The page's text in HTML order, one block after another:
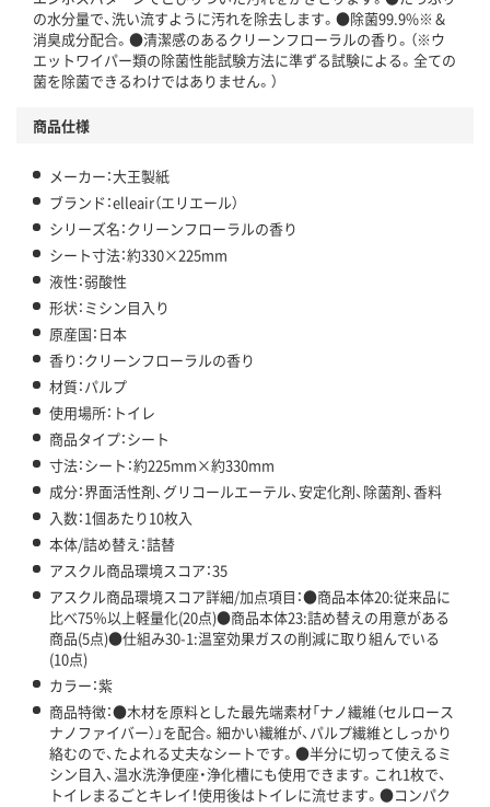
アスクル商品環境スコア詳細／加点項目
」で確認できます。
の水分量で、洗い流すように汚れを除去します。●除菌99.9%※＆
消臭成分配合。●清潔感のあるクリーンフローラルの香り。（※ウ
エットワイパー類の除菌性能試験方法に準ずる試験による。全ての
菌を除菌できるわけではありません。）
商品仕様
メーカー：大王製紙
ブランド：elleair（エリエール）
シリーズ名：クリーンフローラルの香り
シート寸法：約330×225mm
液性：弱酸性
形状：ミシン目入り
原産国：日本
香り：クリーンフローラルの香り
材質：パルプ
使用場所：トイレ
商品タイプ：シート
寸法：シート：約225mm×約330mm
成分：界面活性剤、グリコールエーテル、安定化剤、除菌剤、香料
入数：1個あたり10枚入
本体/詰め替え：詰替
アスクル商品環境スコア：35
アスクル商品環境スコア詳細/加点項目：●商品本体20:従来品に
比べ75％以上軽量化(20点)●商品本体23:詰め替えの用意がある
商品(5点)●仕組み30-1:温室効果ガスの削減に取り組んでいる
(10点)
カラー：紫
商品特徴：●木材を原料とした最先端素材「ナノ繊維（セルロース
ナノファイバー）」を配合。細かい繊維が、パルプ繊維としっかり
絡むので、たよれる丈夫なシートです。●半分に切って使えるミ
シン目入、温水洗浄便座・浄化槽にも使用できます。これ1枚で、
トイレまるごとキレイ！使用後はトイレに流せます。●コンパク